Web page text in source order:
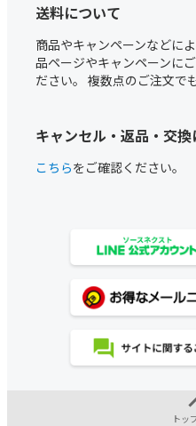
送料について
商品やキャンペーンなどに
品ページやキャンペーンに
ださい。 複数点のご注文で
キャンセル・返品・交換
こちらをご確認ください。
トッ